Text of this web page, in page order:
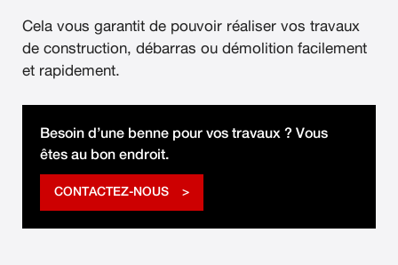
Cela vous garantit de pouvoir réaliser vos travaux
de construction, débarras ou démolition facilement
et rapidement.
Besoin d’une benne pour vos travaux ? Vous
êtes au bon endroit.
CONTACTEZ-NOUS